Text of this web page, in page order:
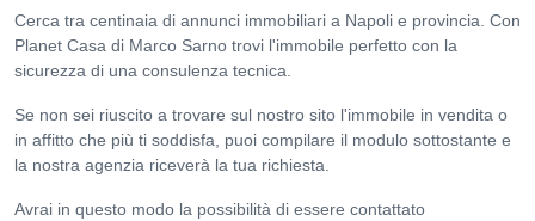
Cerca tra centinaia di annunci immobiliari a Napoli e provincia. Con
Planet Casa di Marco Sarno trovi l'immobile perfetto con la
sicurezza di una consulenza tecnica.
Se non sei riuscito a trovare sul nostro sito l'immobile in vendita o
in affitto che più ti soddisfa, puoi compilare il modulo sottostante e
la nostra agenzia riceverà la tua richiesta.
Avrai in questo modo la possibilità di essere contattato